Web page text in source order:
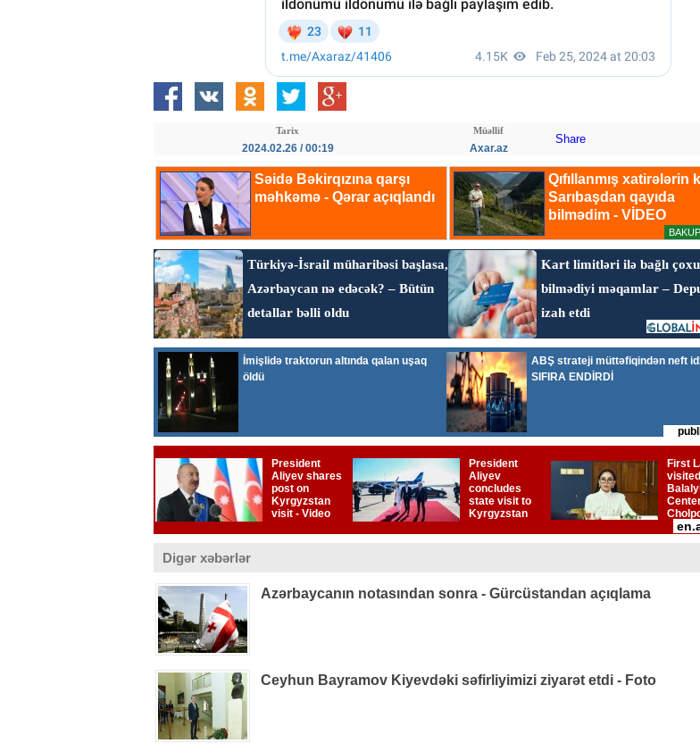
Tarix
2024.02.26 / 00:19
Müəllif
Axar.az
Share
Digər xəbərlər
Azərbaycanın notasından sonra - Gürcüstandan açıqlama
Ceyhun Bayramov Kiyevdəki səfirliyimizi ziyarət etdi - Foto